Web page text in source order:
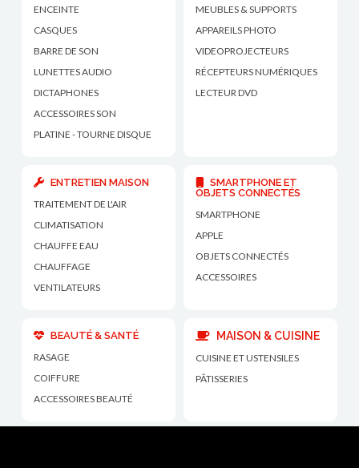
ENCEINTE
CASQUES
BARRE DE SON
LUNETTES AUDIO
DICTAPHONES
ACCESSOIRES SON
PLATINE - TOURNE DISQUE
MEUBLES & SUPPORTS
APPAREILS PHOTO
VIDEOPROJECTEURS
RÉCEPTEURS NUMÉRIQUES
LECTEUR DVD
ENTRETIEN MAISON
TRAITEMENT DE L'AIR
CLIMATISATION
CHAUFFE EAU
CHAUFFAGE
VENTILATEURS
SMARTPHONE ET
OBJETS CONNECTÉS
SMARTPHONE
APPLE
OBJETS CONNECTÉS
ACCESSOIRES
BEAUTÉ & SANTÉ
RASAGE
COIFFURE
ACCESSOIRES BEAUTÉ
MAISON & CUISINE
CUISINE ET USTENSILES
PÂTISSERIES